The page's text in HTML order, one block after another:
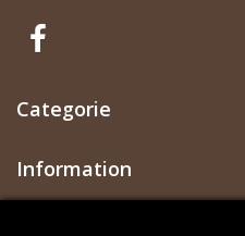
Categorie
Information